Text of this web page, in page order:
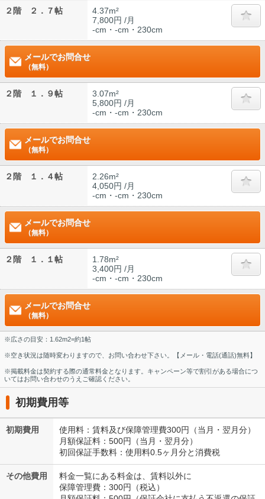
２階 ２．７帖
4.37m²
7,800円 /月
-cm・-cm・230cm
メールでお問合せ
（無料）
２階 １．９帖
3.07m²
5,800円 /月
-cm・-cm・230cm
メールでお問合せ
（無料）
２階 １．４帖
2.26m²
4,050円 /月
-cm・-cm・230cm
メールでお問合せ
（無料）
２階 １．１帖
1.78m²
3,400円 /月
-cm・-cm・230cm
メールでお問合せ
（無料）
※広さの目安：1.62m2=約1帖
※空き状況は随時変わりますので、お問い合わせ下さい。【メール・電話(通話)無料】
※掲載料金は契約する際の通常料金となります。キャンペーン等で割引がある場合につ
いてはお問い合わせのうえご確認ください。
初期費用等
初期費用
使用料：賃料及び保障管理費300円（当月・翌月分）
月額保証料：500円（当月・翌月分）
初回保証手数料：使用料0.5ヶ月分と消費税
その他費用
料金一覧にある料金は、賃料以外に
保障管理費：300円（税込）